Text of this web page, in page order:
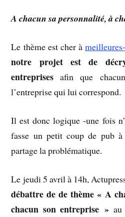
A chacun sa personnalité, à
Le thème est cher à
notre projet est de
entreprises afin que
l’entreprise qui lui correspond.
Il est donc logique -une fois
fasse un petit coup de pub
partage la problématique.
Le jeudi 5 avril à 14h,
débattre de de thème « A
chacun son entreprise »